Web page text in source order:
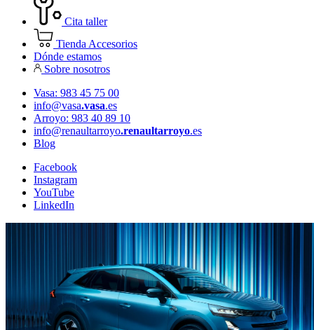
Cita taller
Tienda Accesorios
Dónde estamos
Sobre nosotros
Vasa: 983 45 75 00
info@vasa.vasa.es
Arroyo: 983 40 89 10
info@renaultarroyo.renaultarroyo.es
Blog
Facebook
Instagram
YouTube
LinkedIn